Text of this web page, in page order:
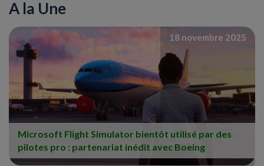
A la Une
Microsoft Flight Simulator bientôt utilisé par des
pilotes pro : partenariat inédit avec Boeing
18 novembre 2025